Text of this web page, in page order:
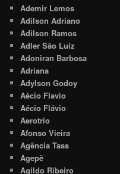
Ademir Lemos
Adilson Adriano
Adilson Ramos
Adler São Luiz
Adoniran Barbosa
Adriana
Adylson Godoy
Aécio Flavio
Aécio Flávio
Aerotrio
Afonso Vieira
Agência Tass
Agepê
Agildo Ribeiro